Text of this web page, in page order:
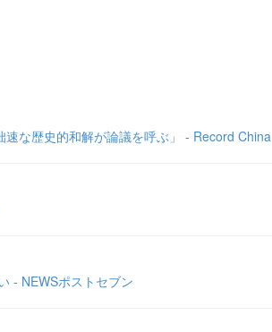
な歴史的和解が論議を呼ぶ」 - Record China
- NEWSポストセブン